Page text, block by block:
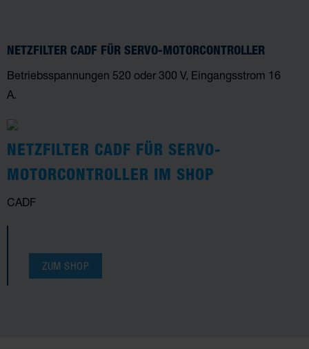
NETZFILTER CADF FÜR SERVO-MOTORCONTROLLER
Betriebsspannungen 520 oder 300 V, Eingangsstrom 16
A.
NETZFILTER CADF FÜR SERVO-
MOTORCONTROLLER IM SHOP
CADF
ZUM SHOP